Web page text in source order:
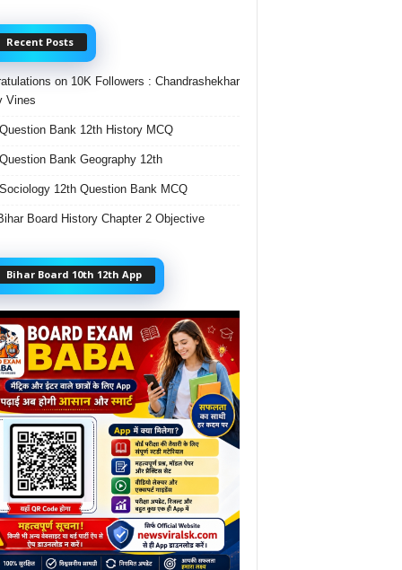
Recent Posts
on 10K Followers : Chandrashekhar
Vines
Bank 12th History MCQ
Bank Geography 12th
12th Question Bank MCQ
Board History Chapter 2 Objective
Bihar Board 10th 12th App